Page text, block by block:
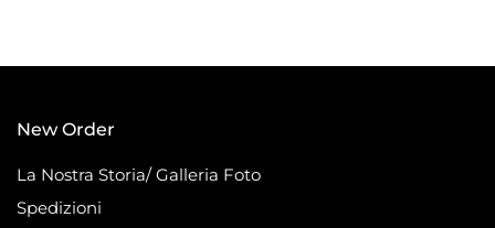
New Order
La Nostra Storia/ Galleria Foto
Spedizioni